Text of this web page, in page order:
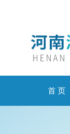
首 页